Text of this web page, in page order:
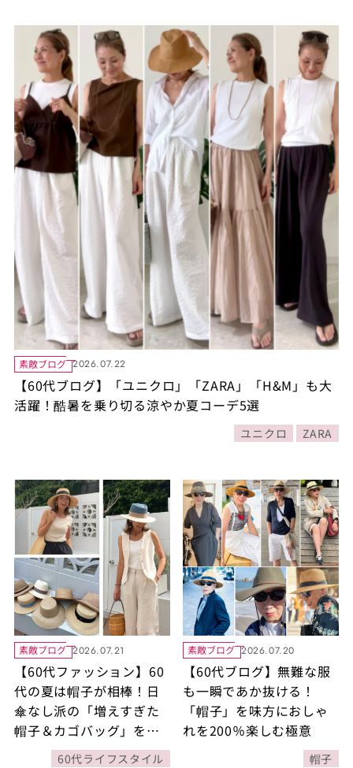
素敵ブログ 2026.07.22
【60代ブログ】「ユニクロ」「ZARA」「H&M」も大
活躍！酷暑を乗り切る涼やか夏コーデ5選
ユニクロ ZARA
素敵ブログ 2026.07.21
【60代ファッション】60
代の夏は帽子が相棒！日
傘なし派の「増えすぎた
帽子＆カゴバッグ」を躊
躇なく断捨離してみたお
60代ライフスタイル
素敵ブログ 2026.07.20
【60代ブログ】無難な服
も一瞬であか抜ける！
「帽子」を味方におしゃ
れを200％楽しむ極意
帽子